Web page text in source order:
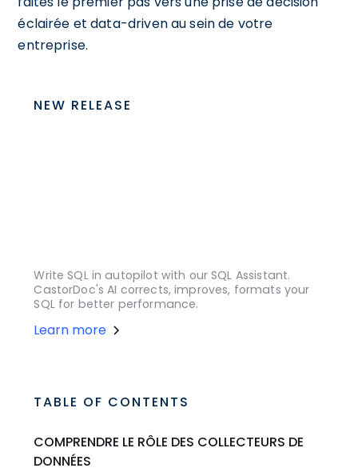
éclairée et data-driven au sein de votre
entreprise.
NEW RELEASE
Write SQL in autopilot with our SQL Assistant.
CastorDoc's AI corrects, improves, formats your
SQL for better performance.
Learn more
TABLE OF CONTENTS
COMPRENDRE LE RÔLE DES COLLECTEURS DE
DONNÉES